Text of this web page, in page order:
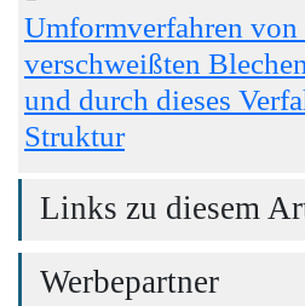
Umformverfahren von
verschweißten
und durch dieses
Struktur
Links zu diesem
Werbepartner